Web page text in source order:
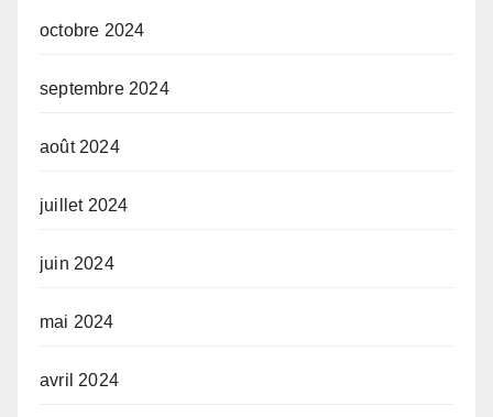
octobre 2024
septembre 2024
août 2024
juillet 2024
juin 2024
mai 2024
avril 2024